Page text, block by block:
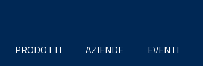
PRODOTTI AZIENDE EVENTI